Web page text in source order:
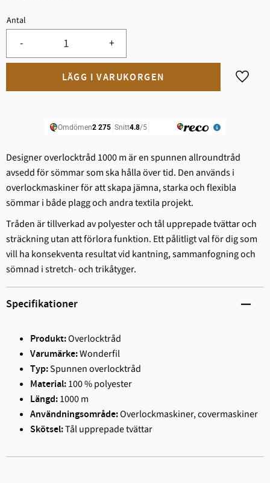
Antal
+
-
Lägg
Designer overlocktråd 1000 m är en spunnen allroundtråd
avsedd för sömmar som ska hålla över tid. Den används i
overlockmaskiner för att skapa jämna, starka och flexibla
sömmar i både plagg och andra textila projekt.
Tråden är tillverkad av polyester och tål upprepade tvättar och
sträckning utan att förlora funktion. Ett pålitligt val för dig som
vill ha konsekventa resultat vid kantning, sammanfogning och
sömnad i stretch- och trikåtyger.
Specifikationer
Produkt:Overlocktråd
Varumärke:Wonderfil
Typ:Spunnen overlocktråd
Material:100 % polyester
Längd:1000 m
Användningsområde:Overlockmaskiner, covermaskiner
Skötsel:Tål upprepade tvättar